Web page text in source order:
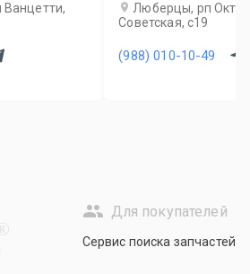
Ванцетти,
Люберцы, рп
Советская, с19
(988) 010-10-49
R
Для покупателей
Сервис поиска запчастей